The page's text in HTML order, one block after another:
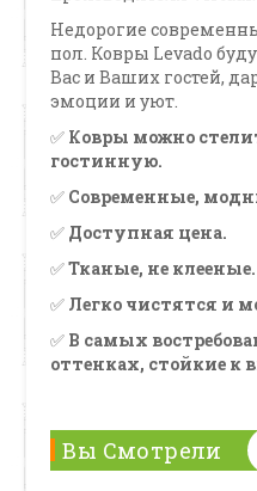
Недорогие
пол. Ковры Levado
Вас и Ваших гостей,
эмоции и уют.
✅ Ковры можно
гостинную.
✅ Современные,
✅ Доступная цена.
✅Тканые, не клееные.
✅ Легко чистятся и
✅ В самых
оттенках, стойкие к
Вы Смотрели